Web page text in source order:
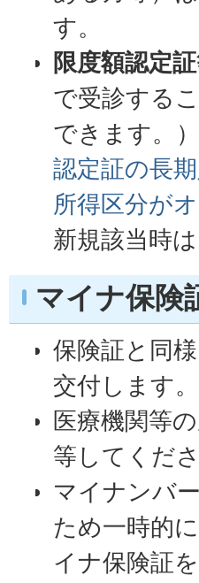
す。
限度額認定
で受診する
できます。
認定証の長
所得区分が
新規該当時
マイナ保険
保険証と同
交付します
医療機関等
等してくださ
マイナンバ
ため一時的
イナ保険証